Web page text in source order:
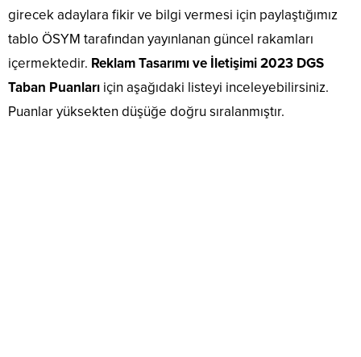
girecek adaylara fikir ve bilgi vermesi için paylaştığımız
tablo ÖSYM tarafından yayınlanan güncel rakamları
içermektedir. Reklam Tasarımı ve İletişimi 2023 DGS
Taban Puanları için aşağıdaki listeyi inceleyebilirsiniz.
Puanlar yüksekten düşüğe doğru sıralanmıştır.